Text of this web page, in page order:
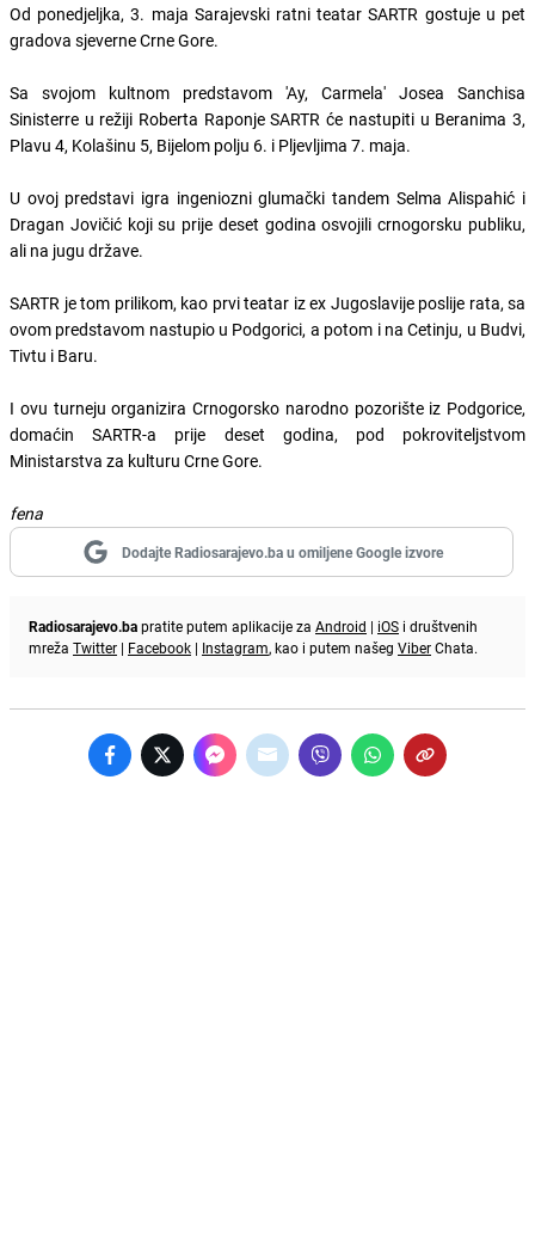
Od ponedjeljka, 3. maja Sarajevski ratni teatar SARTR gostuje u pet
gradova sjeverne Crne Gore.
Sa svojom kultnom predstavom 'Ay, Carmela' Josea Sanchisa
Sinisterre u režiji Roberta Raponje SARTR će nastupiti u Beranima 3,
Plavu 4, Kolašinu 5, Bijelom polju 6. i Pljevljima 7. maja.
U ovoj predstavi igra ingeniozni glumački tandem Selma Alispahić i
Dragan Jovičić koji su prije deset godina osvojili crnogorsku publiku,
ali na jugu države.
SARTR je tom prilikom, kao prvi teatar iz ex Jugoslavije poslije rata, sa
ovom predstavom nastupio u Podgorici, a potom i na Cetinju, u Budvi,
Tivtu i Baru.
I ovu turneju organizira Crnogorsko narodno pozorište iz Podgorice,
domaćin SARTR-a prije deset godina, pod pokroviteljstvom
Ministarstva za kulturu Crne Gore.
fena
Dodajte Radiosarajevo.ba u omiljene Google izvore
Radiosarajevo.bapratite putem aplikacije za Android | iOS i društvenih
mreža Twitter | Facebook | Instagram, kao i putem našeg ViberChata.